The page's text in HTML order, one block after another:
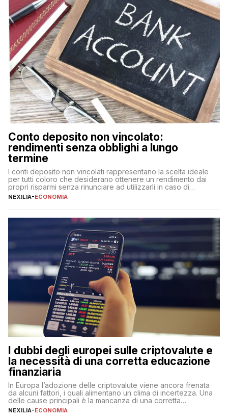
Conto deposito non vincolato:
rendimenti senza obblighi a lungo
termine
I conti deposito non vincolati rappresentano la scelta ideale
per tutti coloro che desiderano ottenere un rendimento dai
propri risparmi senza rinunciare ad utilizzarli in caso di
necessità. A differenza delle forme vincolate tradizionali,
flessibilità e rendimento. Come funzionano […]
NEXILIA-ECONOMIA
I dubbi degli europei sulle criptovalute e
la necessità di una corretta educazione
finanziaria
In Europa l’adozione delle criptovalute viene ancora frenata
da alcuni fattori, i quali alimentano un clima di incertezza. Una
delle cause principali è la mancanza di una corretta
educazione finanziaria, che impedisce ad una larga parte della
NEXILIA-ECONOMIA